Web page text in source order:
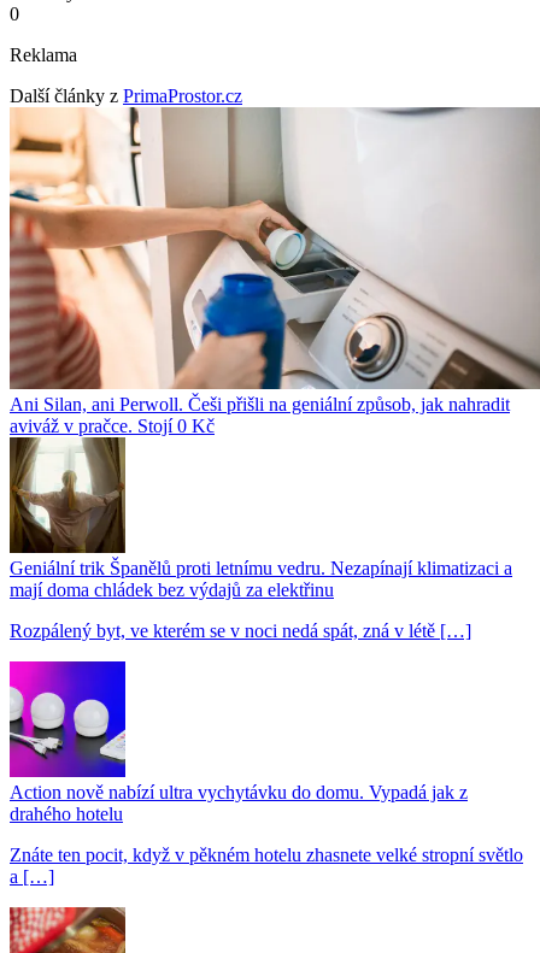
0
Reklama
Další články z PrimaProstor.cz
Ani Silan, ani Perwoll. Češi přišli na geniální způsob, jak nahradit
aviváž v pračce. Stojí 0 Kč
Geniální trik Španělů proti letnímu vedru. Nezapínají klimatizaci a
mají doma chládek bez výdajů za elektřinu
Rozpálený byt, ve kterém se v noci nedá spát, zná v létě […]
Action nově nabízí ultra vychytávku do domu. Vypadá jak z
drahého hotelu
Znáte ten pocit, když v pěkném hotelu zhasnete velké stropní světlo
a […]